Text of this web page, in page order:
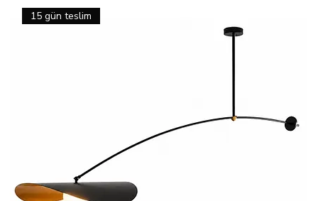
15 gün teslim